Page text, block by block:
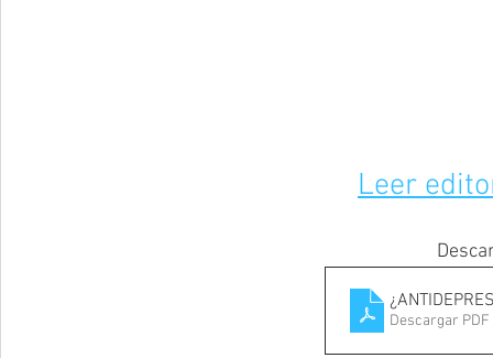
Leer
Descargar PDF